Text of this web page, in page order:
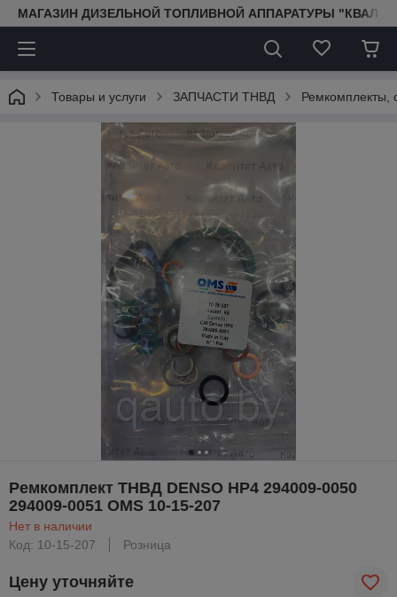
МАГАЗИН ДИЗЕЛЬНОЙ ТОПЛИВНОЙ АППАРАТУРЫ
Товары и услуги ЗАПЧАСТИ ТНВД Ремкомплекты,
Ремкомплект ТНВД DENSO HP4 294009-0050
294009-0051 OMS 10-15-207
Нет в наличии
Код: 10-15-207
Розница
Цену уточняйте